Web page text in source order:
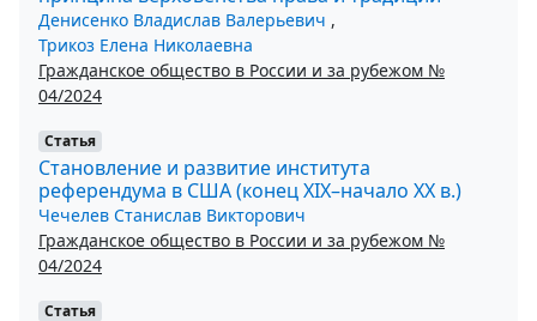
Денисенко Владислав Валерьевич ,
Трикоз Елена Николаевна
Гражданское общество в России и за рубежом №
04/2024
Статья
Становление и развитие института
референдума в США (конец XIX–начало ХХ в.)
Чечелев Станислав Викторович
Гражданское общество в России и за рубежом №
04/2024
Статья